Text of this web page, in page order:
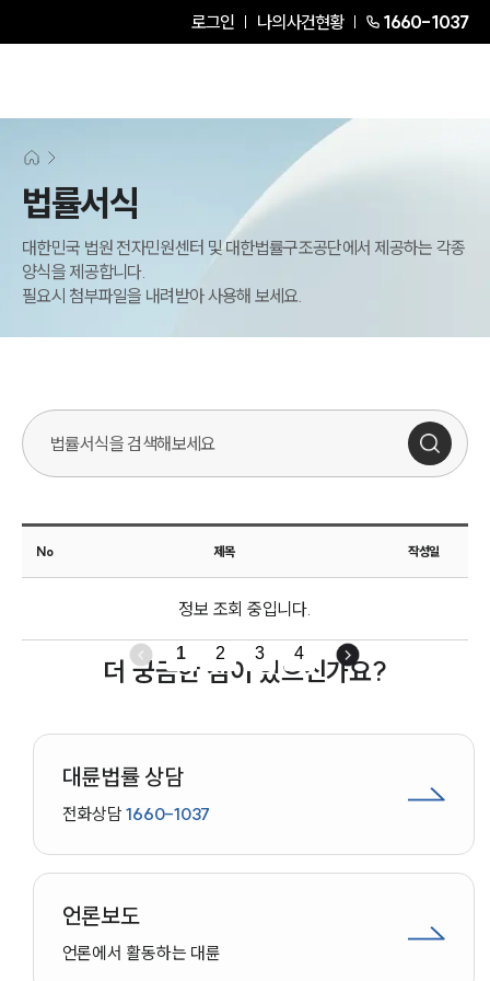
로그인 나의사건현황 1660-1037
그룹소개
대륜의 강점
오시는 길
글로벌 파트너 로펌
고객의 소리
AI대륜
주요 업무사례
사례분석/최신동향
법률정보
법률지식인
업무분야
기업회생파산그룹 업무
전체
소식/자료
언론보도
법률서식
뉴스레터/브로슈어
법률서식
대한민국 법원 전자민원센터 및 대한법률구조공단에서 제공하는 각종
양식을 제공합니다.
필요시 첨부파일을 내려받아 사용해 보세요.
No 제목 작성일
정보 조회 중입니다.
1 2 3 4
더 궁금한 점이 있으신가요?
대륜법률 상담
전화상담1660-1037
언론보도
언론에서 활동하는 대륜